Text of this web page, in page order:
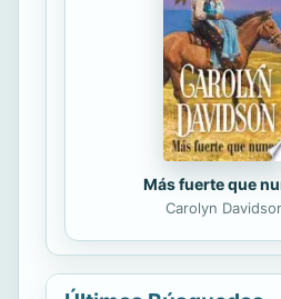
Más fuerte que
Carolyn